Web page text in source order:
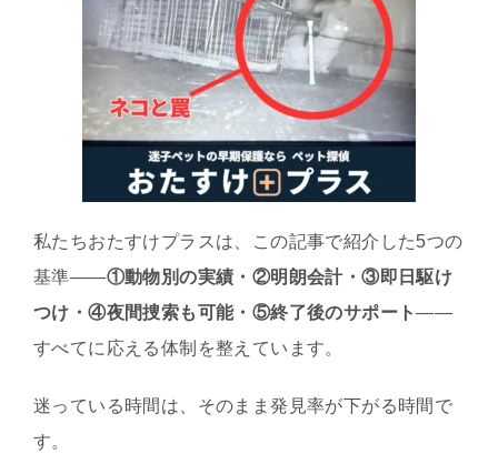
私たちおたすけプラスは、この記事で紹介した5つの
基準——①動物別の実績・②明朗会計・③即日駆け
つけ・④夜間捜索も可能・⑤終了後のサポート——
すべてに応える体制を整えています。
迷っている時間は、そのまま発見率が下がる時間で
す。